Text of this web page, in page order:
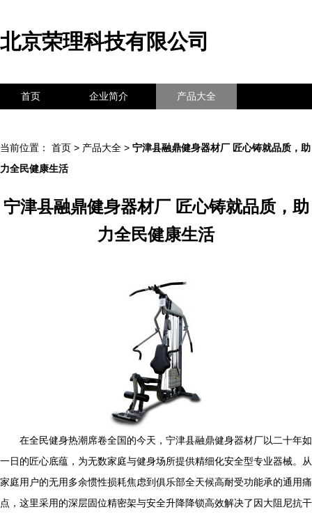
北京荣理科技有限公司
首页 企业简介 产品大全
当前位置： 首页 > 产品大全 > 宁津县融鼎健身器材厂 匠心铸就品质，助
力全民健康生活
宁津县融鼎健身器材厂 匠心铸就品质，助
力全民健康生活
在全民健身热潮席卷全国的今天，宁津县融鼎健身器材厂以二十年如
一日的匠心底蕴，为无数家庭与健身场所提供精细化安全型专业器械。从
家庭用户的无用多余惯性损耗焦虑到俱乐部全天候高耐受功能承的通用痛
点，这里采用的深层固位精密架与安全升降降锁高效解决了因大阻尼抗干